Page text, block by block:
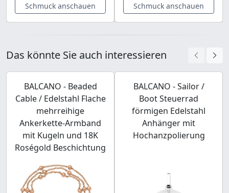
Schmuck anschauen Schmuck anschauen
Das könnte Sie auch interessieren
BALCANO - Beaded
Cable / Edelstahl Flache
mehrreihige
Ankerkette-Armband
mit Kugeln und 18K
Roségold Beschichtung
BALCANO - Sailor /
Boot Steuerrad
förmigen Edelstahl
Anhänger mit
Hochanzpolierung